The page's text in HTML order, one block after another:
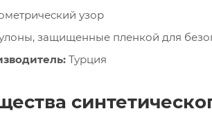
узор
защищенные пленкой для
Турция